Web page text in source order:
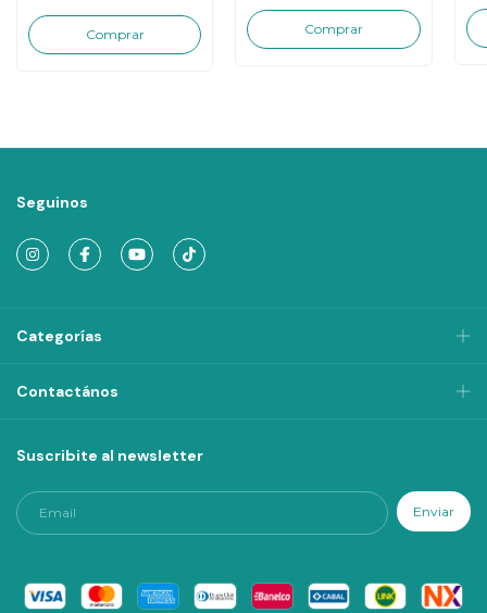
Seguinos
Categorías
Contactános
Suscribite al newsletter